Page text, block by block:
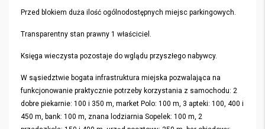
Przed blokiem duża ilość ogólnodostępnych miejsc parkingowych.
Transparentny stan prawny 1 właściciel.
Księga wieczysta pozostaje do wglądu przyszłego nabywcy.
W sąsiedztwie bogata infrastruktura miejska pozwalająca na
funkcjonowanie praktycznie potrzeby korzystania z samochodu: 2
dobre piekarnie: 100 i 350 m, market Polo: 100 m, 3 apteki: 100, 400 i
450 m, bank: 100 m, znana lodziarnia Sopelek: 100 m, 2